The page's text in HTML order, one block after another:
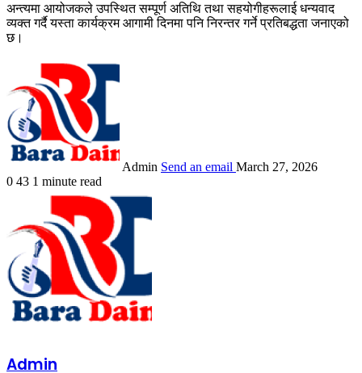
अन्त्यमा आयोजकले उपस्थित सम्पूर्ण अतिथि तथा सहयोगीहरूलाई धन्यवाद
व्यक्त गर्दै यस्ता कार्यक्रम आगामी दिनमा पनि निरन्तर गर्ने प्रतिबद्धता जनाएको
छ।
Admin Send an email March 27, 2026
0 43 1 minute read
Admin